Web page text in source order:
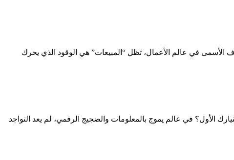
الأسمى في عالم الأعمال، تظل “المبيعات” هي الوقود الذي يحرك
الأول؟ في عالم يموج بالمعلومات والضجيج الرقمي، لم يعد التواجد